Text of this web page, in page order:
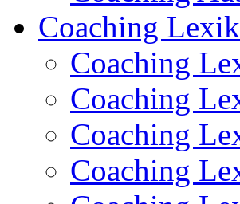
Coaching
Coaching
Coaching
Coaching
Coaching